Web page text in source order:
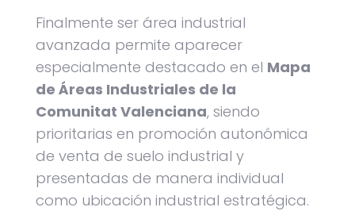
Finalmente ser área industrial
avanzada permite aparecer
especialmente destacado en el Mapa
de Áreas Industriales de la
Comunitat Valenciana, siendo
prioritarias en promoción autonómica
de venta de suelo industrial y
presentadas de manera individual
como ubicación industrial estratégica.